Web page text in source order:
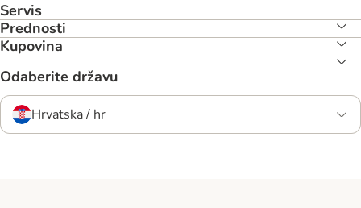
Servis
Prednosti
Kupovina
Odaberite državu
Hrvatska / hr